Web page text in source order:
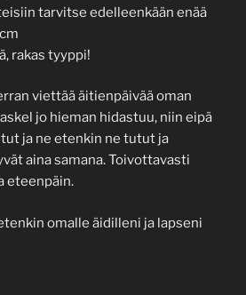
tarvitse edelleenkään enää
rakas tyyppi!
viettää äitienpäivää oman
jo hieman hidastuu, niin eipä
ja ne etenkin ne tutut ja
aina samana. Toivottavasti
eteenpäin.
omalle äidilleni ja lapseni